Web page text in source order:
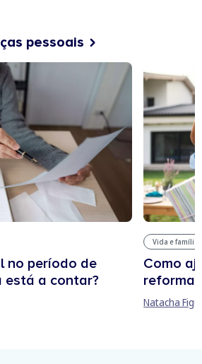
pessoais
no período de
está a contar?
Vida e família
Como
reforma
Natacha